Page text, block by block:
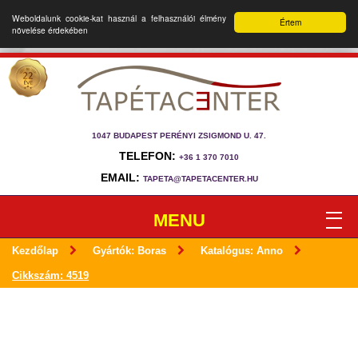
Értem
Weboldalunk cookie-kat használ a felhasználói élmény
növelése érdekében
1047 BUDAPEST PERÉNYI ZSIGMOND U. 47.
TELEFON: +36 1 370 7010
EMAIL: TAPETA@TAPETACENTER.HU
MENU
Kezdőlap Gyártók: Boras Katalógus: Anno
Cikkszám: 4519